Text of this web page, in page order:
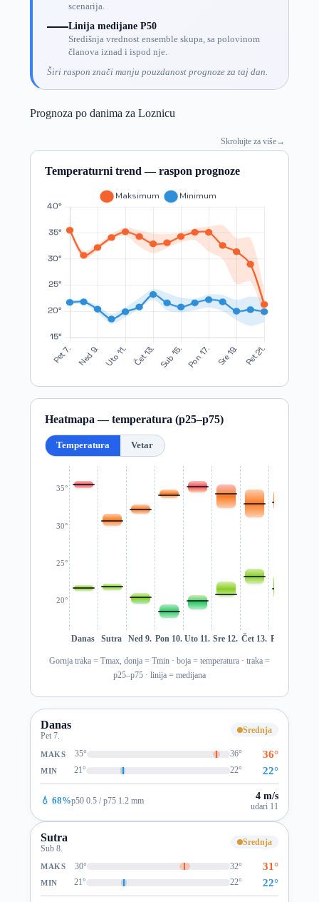
scenarija.
Linija medijane P50
Središnja vrednost ensemble skupa, sa polovinom
članova iznad i ispod nje.
Širi raspon znači manju pouzdanost prognoze za taj dan.
Prognoza po danima za Loznicu
Skrolujte za više→
Temperaturni trend — raspon prognoze
Heatmapa — temperatura (p25–p75)
Temperatura Vetar
20°
25°
30°
35°
Danas Sutra Ned 9. Pon 10. Uto 11. Sre 12. Čet 13. Pet 14.
Gornja traka = Tmax, donja = Tmin · boja = temperatura · traka =
p25–p75 · linija = medijana
Danas
Pet 7.
Srednja
MAKS 35° 36° 36°
MIN 21° 22° 22°
💧 68%p50 0.5 / p75 1.2 mm 4 m/s
udari 11
Sutra
Sub 8.
Srednja
MAKS 30° 32° 31°
MIN 21° 22° 22°